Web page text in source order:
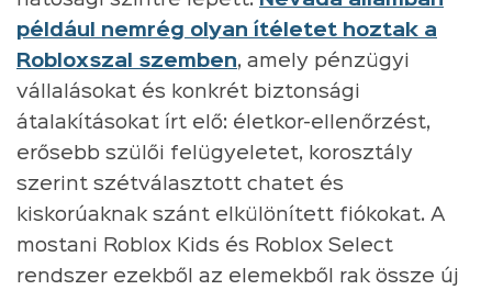
például nemrég olyan ítéletet hoztak a
Robloxszal szemben, amely pénzügyi
vállalásokat és konkrét biztonsági
átalakításokat írt elő: életkor-ellenőrzést,
erősebb szülői felügyeletet, korosztály
szerint szétválasztott chatet és
kiskorúaknak szánt elkülönített fiókokat. A
mostani Roblox Kids és Roblox Select
rendszer ezekből az elemekből rak össze új